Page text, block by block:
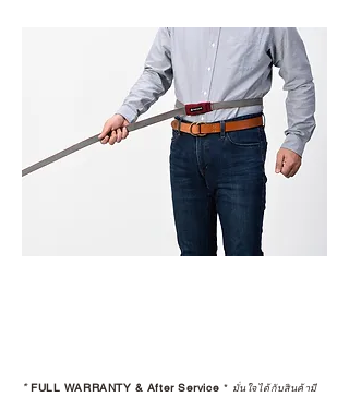
*FULL WARRANTY & After Service * มั่นใจได้กับสินค้ามี